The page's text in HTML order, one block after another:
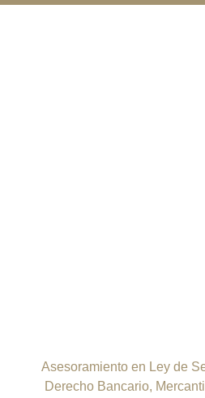
Asesoramiento en Ley de
Derecho Bancario,